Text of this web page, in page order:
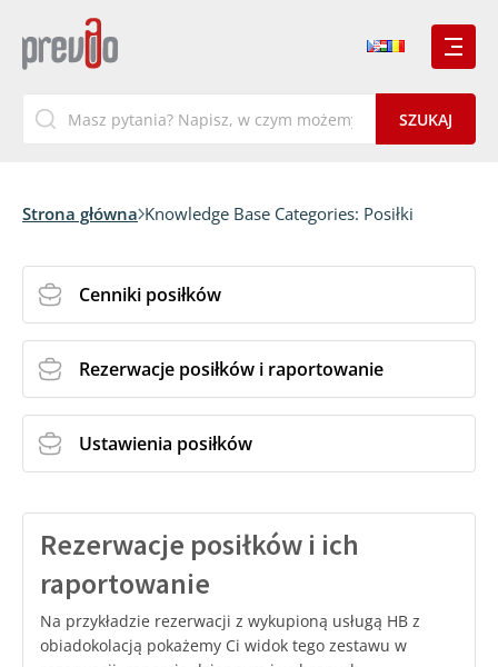
Strona główna Knowledge Base Categories: Posiłki
Cenniki posiłków
Rezerwacje posiłków i raportowanie
Ustawienia posiłków
Rezerwacje posiłków i ich
raportowanie
Na przykładzie rezerwacji z wykupioną usługą HB z
obiadokolacją pokażemy Ci widok tego zestawu w